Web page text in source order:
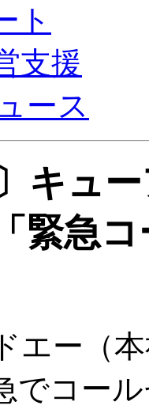
ト
支援
ース
〕キュ
緊急
ー（本
でコー